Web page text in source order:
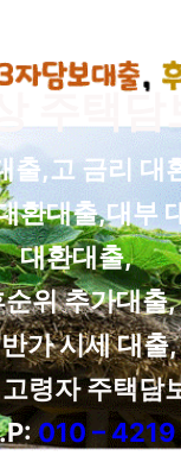
주택담
출,고 금리 대
환대출,대부
대환대출,
위 추가대출
가 시세 대출,
령자 주택담
010 – 4219